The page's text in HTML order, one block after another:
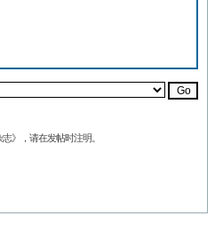
》，请在发帖时注明。